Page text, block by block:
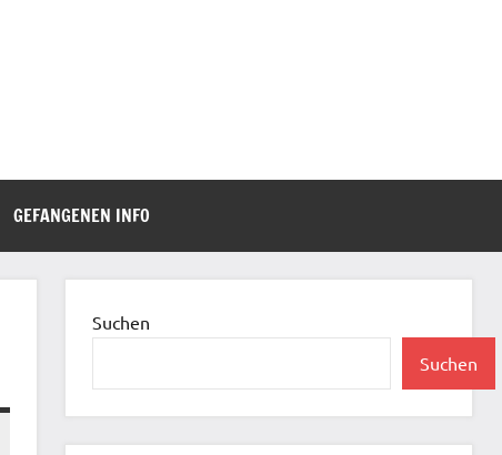
GEFANGENEN INFO
Suchen
Suchen